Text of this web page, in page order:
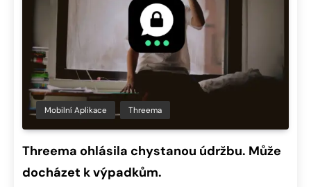
Mobilní Aplikace Threema
Threema ohlásila chystanou údržbu. Může
docházet k výpadkům.